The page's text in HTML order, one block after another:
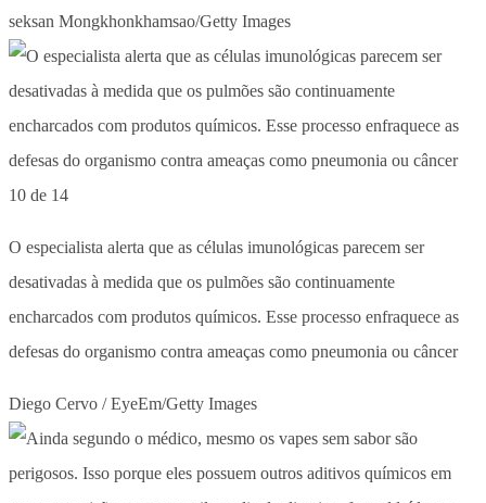
seksan Mongkhonkhamsao/Getty Images
10 de 14
O especialista alerta que as células imunológicas parecem ser
desativadas à medida que os pulmões são continuamente
encharcados com produtos químicos. Esse processo enfraquece as
defesas do organismo contra ameaças como pneumonia ou câncer
Diego Cervo / EyeEm/Getty Images